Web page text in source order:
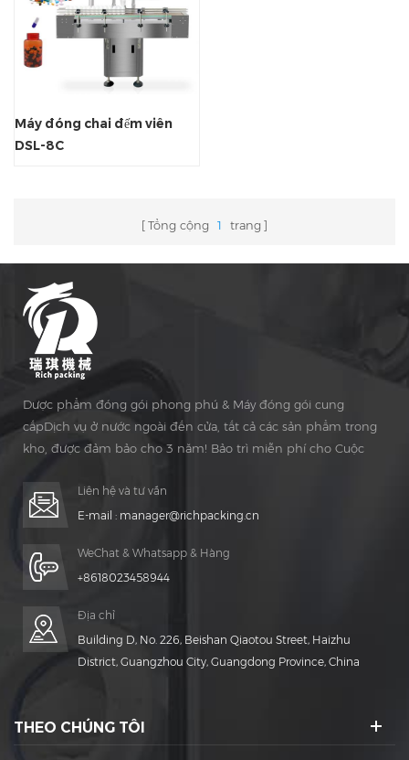
Máy đóng chai đếm viên
DSL-8C
Tổng cộng 1 trang
Dược phẩm đóng gói phong phú & Máy đóng gói cung
cấpDịch vụ ở nước ngoài đến cửa, tất cả các sản phẩm trong
kho, được đảm bảo cho 3 năm! Bảo trì miễn phí cho Cuộc
Liên hệ và tư vấn
E-mail : manager@richpacking.cn
WeChat & Whatsapp & Hàng
+8618023458944
Địa chỉ
Building D, No. 226, Beishan Qiaotou Street, Haizhu
District, Guangzhou City, Guangdong Province, China
THEO CHÚNG TÔI